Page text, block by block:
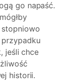
go napaść.
przypadku
jeśli chce
historii.